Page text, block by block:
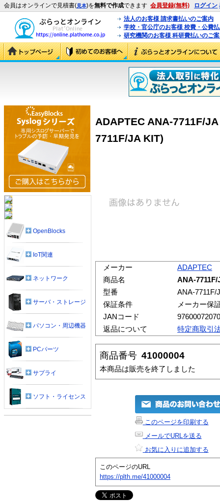
会員はオンラインで見積書(見本)を無料で作成できます 会員登録(無料) ログイン
法人のお客様 請求書払いのご案内
学校・官公庁のお客様 校費・公費
研究機関のお客様 科研費払いのご
ADAPTEC ANA-7711F/
7711F/JA KIT)
メーカー
ADAPTEC
商品名
ANA-
型番
ANA-7711F/
保証条件
メーカー保
JANコード
返品について
特定商取引
商品番号 41000004
本商品は販売を終了しました
このページを印刷する
メールでURLを送る
お気に入りに追加する
このページのURL
https://plth.me/41000004
OpenBlocks
IoT関連
ネットワーク
サーバ・ストレージ
パソコン・周辺機器
PCパーツ
サプライ
ソフト・ライセンス